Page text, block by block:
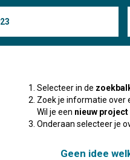
Selecteer in de
Zoek je informatie over
Wil je een nieuw project
Onderaan selecteer je
Geen idee